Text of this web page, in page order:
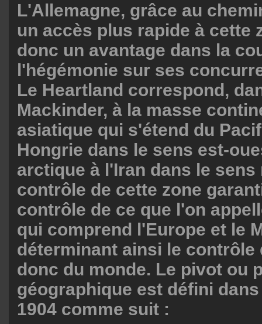
L'Allemagne, grâce au
un accès plus rapide à cette
donc un avantage dans la
l'hégémonie sur ses
Le Heartland correspond,
Mackinder, à la masse
asiatique qui s'étend du
Hongrie dans le sens est-
arctique à l'Iran dans le sens
contrôle de cette zone
contrôle de ce que l'on
qui comprend l'Europe et le
déterminant ainsi le contrôle
donc du monde. Le pivot ou
géographique est défini
1904 comme suit :